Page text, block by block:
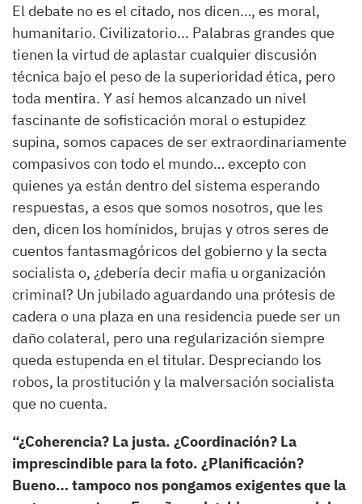
El debate no es el citado, nos dicen…, es moral,
humanitario. Civilizatorio... Palabras grandes que
tienen la virtud de aplastar cualquier discusión
técnica bajo el peso de la superioridad ética, pero
toda mentira. Y así hemos alcanzado un nivel
fascinante de sofisticación moral o estupidez
supina, somos capaces de ser extraordinariamente
compasivos con todo el mundo… excepto con
quienes ya están dentro del sistema esperando
respuestas, a esos que somos nosotros, que les
den, dicen los homínidos, brujas y otros seres de
cuentos fantasmagóricos del gobierno y la secta
socialista o, ¿debería decir mafia u organización
criminal? Un jubilado aguardando una prótesis de
cadera o una plaza en una residencia puede ser un
daño colateral, pero una regularización siempre
queda estupenda en el titular. Despreciando los
robos, la prostitución y la malversación socialista
que no cuenta.
“¿Coherencia? La justa. ¿Coordinación? La
imprescindible para la foto. ¿Planificación?
Bueno… tampoco nos pongamos exigentes que la